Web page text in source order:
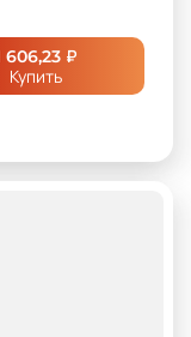
606,23 ₽
Купить